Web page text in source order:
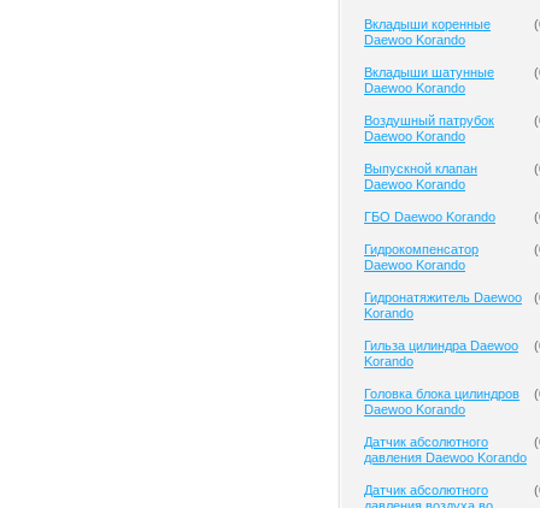
Вкладыши коренные
Daewoo Korando
(
Вкладыши шатунные
Daewoo Korando
(
Воздушный патрубок
Daewoo Korando
(
Выпускной клапан
Daewoo Korando
(
ГБО Daewoo Korando (
Гидрокомпенсатор
Daewoo Korando
(
Гидронатяжитель Daewoo
Korando
(
Гильза цилиндра Daewoo
Korando
(
Головка блока цилиндров
Daewoo Korando
(
Датчик абсолютного
давления Daewoo Korando
(
Датчик абсолютного
(